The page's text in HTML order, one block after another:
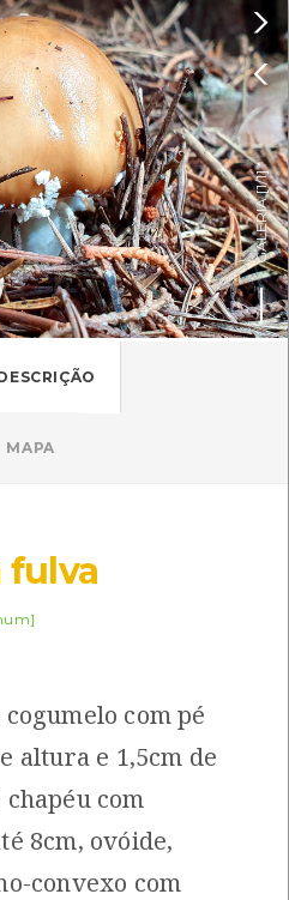
COOKIES PARA MELHORAR
E PARA FINS ESTATÍSTICOS.A
WEBSITE E SERVIÇOS
DE COOKIES.POLÍTICA

ENTRAR
BioRegisto
Observações


GALERIA [
1/1
]
MAPA
fulva
com pé
altura e 1,5cm de
com
8cm, ovóide,
convexo com